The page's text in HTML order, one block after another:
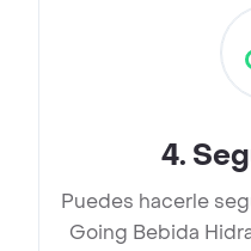
4.
Puedes hacerle
Going Bebida